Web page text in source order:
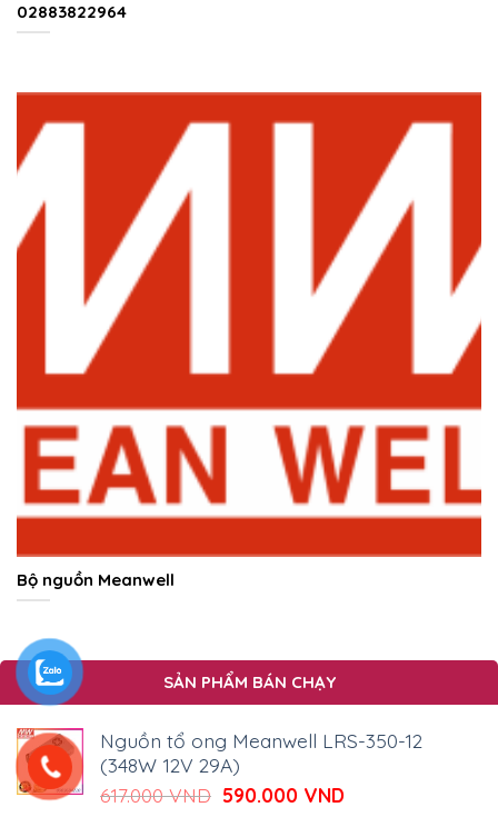
02883822964
Bộ nguồn Meanwell
SẢN PHẨM BÁN CHẠY
Nguồn tổ ong Meanwell LRS-350-12
(348W 12V 29A)
617.000VND Giá
590.000 VND